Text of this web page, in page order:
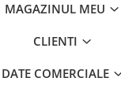
MAGAZINUL MEU
CLIENTI
DATE COMERCIALE